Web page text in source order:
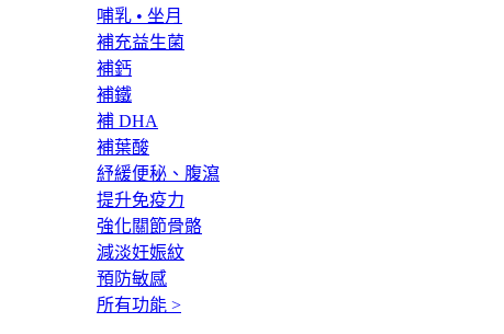
哺乳 • 坐月
補充益生菌
補鈣
補鐵
補 DHA
補葉酸
紓緩便秘、腹瀉
提升免疫力
強化關節骨骼
減淡妊娠紋
預防敏感
所有功能 >